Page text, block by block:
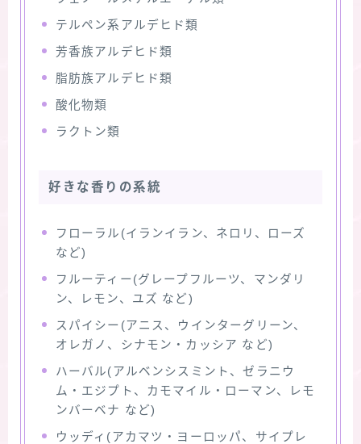
テルペン系アルデヒド類
芳香族アルデヒド類
脂肪族アルデヒド類
酸化物類
ラクトン類
好きな香りの系統
フローラル(イランイラン、ネロリ、ローズ
など)
フルーティー(グレープフルーツ、マンダリ
ン、レモン、ユズ など)
スパイシー(アニス、ウインターグリーン、
オレガノ、シナモン・カッシア など)
ハーバル(アルベンシスミント、ゼラニウ
ム・エジプト、カモマイル・ローマン、レモ
ンバーベナ など)
ウッディ(アカマツ・ヨーロッパ、サイプレ